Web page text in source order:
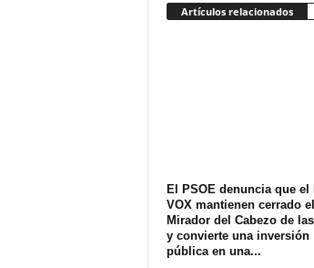
Artículos relacionados
El PSOE denuncia que el
VOX mantienen cerrado el
Mirador del Cabezo de
y convierte una inversión
pública en una...